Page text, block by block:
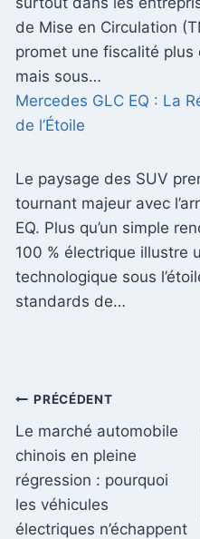
de Mise en Circulation
promet une fiscalité
mais sous…
Mercedes GLC EQ : La
de l’Étoile
Le paysage des SUV
tournant majeur avec
EQ. Plus qu’un simple
100 % électrique illustre
technologique sous
standards de…
Navigation
de
l’article
PRÉCÉDENT
Le marché automobile
chinois en pleine
régression : pourquoi
les véhicules
électriques n’échappent